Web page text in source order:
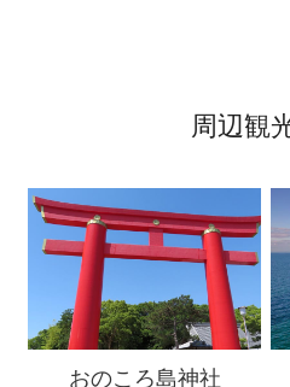
周辺観
おのころ島神社